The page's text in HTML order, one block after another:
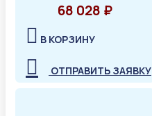
68 028 ₽
В КОРЗИНУ
ОТПРАВИТЬ ЗАЯВКУ